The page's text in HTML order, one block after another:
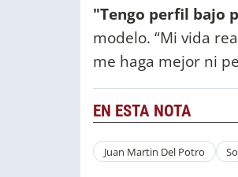
"Tengo perfil bajo
modelo. “Mi vida
me haga mejor ni
EN ESTA NOTA
Juan Martin Del Potro